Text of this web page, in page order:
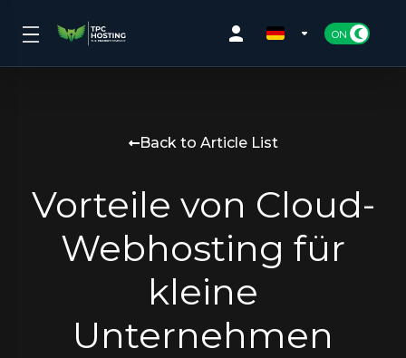
Back to Article List
Vorteile von Cloud-
Webhosting für
kleine
Unternehmen